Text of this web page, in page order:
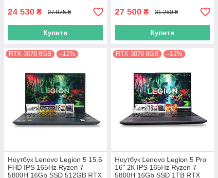
24 530 ₴ 27 875 ₴
Купити
27 500 ₴ 31 250 ₴
Купити
RTX 3070 8GB –12%
Ноутбук Lenovo Legion 5 15.6
FHD IPS 165Hz Ryzen 7
5800H 16Gb SSD 512GB RTX
RTX 3070 8GB –12%
Ноутбук Lenovo Legion 5 Pro
16" 2К IPS 165Hz Ryzen 7
5800H 16Gb SSD 1TB RTX